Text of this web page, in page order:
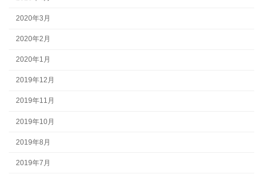
2020年3月
2020年2月
2020年1月
2019年12月
2019年11月
2019年10月
2019年8月
2019年7月